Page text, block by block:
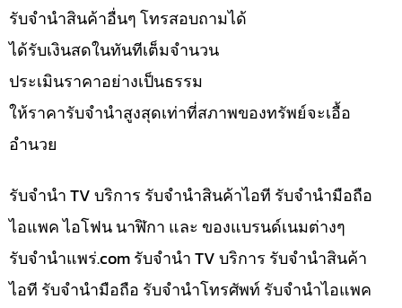
รับจำนำสินค้าอื่นๆ โทรสอบถามได้
ได้รับเงินสดในทันทีเต็มจำนวน
ประเมินราคาอย่างเป็นธรรม
ให้ราคารับจำนำสูงสุดเท่าที่สภาพของทรัพย์จะเอื้อ
อำนวย
รับจำนำ TV บริการ รับจำนำสินค้าไอที รับจำนำมือถือ
ไอแพค ไอโฟน นาฬิกา และ ของแบรนด์เนมต่างๆ
รับจํานําแพร่.com รับจำนำ TV บริการ รับจำนำสินค้า
ไอที รับจำนำมือถือ รับจำนำโทรศัพท์ รับจำนำไอแพค